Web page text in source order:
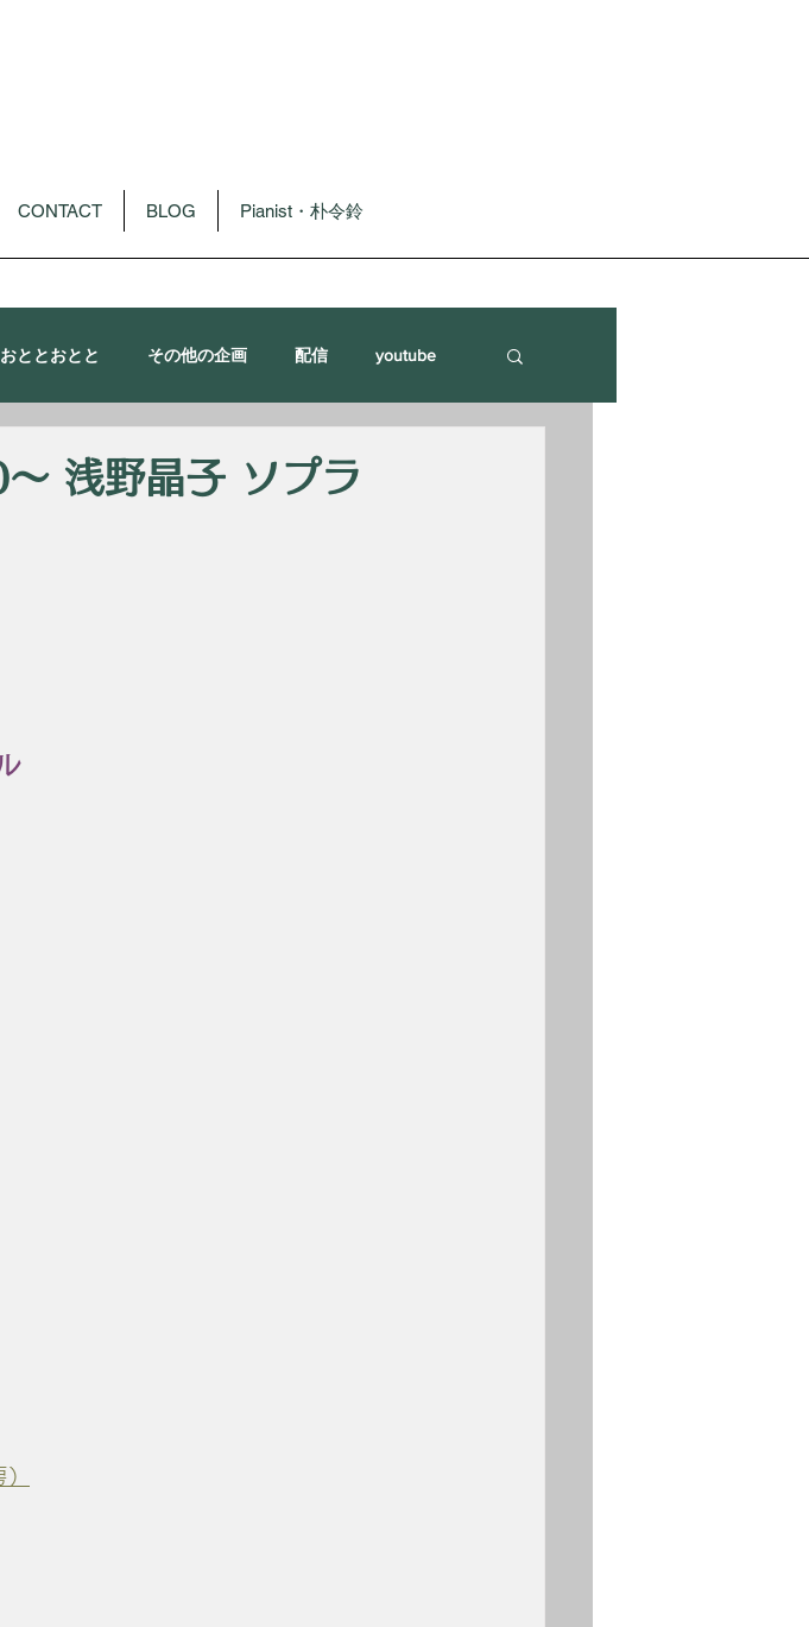
CONTACT BLOG Pianist・朴令鈴
おととおとと その他の企画 配信 youtube
浅野晶子 ソプラ